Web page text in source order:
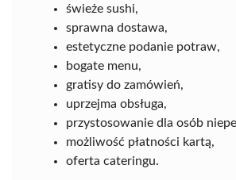
świeże sushi,
sprawna dostawa,
estetyczne podanie potraw,
bogate menu,
gratisy do zamówień,
uprzejma obsługa,
przystosowanie dla osób
możliwość płatności kartą,
oferta cateringu.